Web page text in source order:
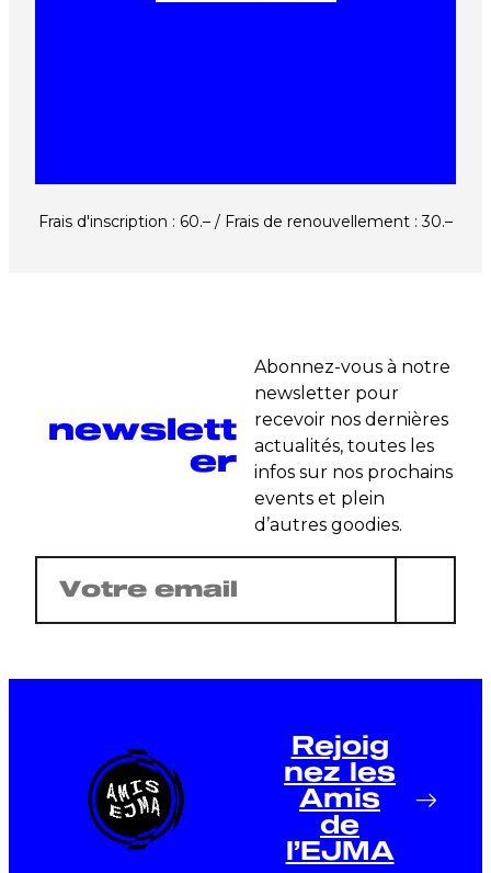
Frais d'inscription : 60.– / Frais de renouvellement : 30.–
newslett
er
Abonnez-vous à notre
newsletter pour
recevoir nos dernières
actualités, toutes les
infos sur nos prochains
events et plein
d’autres goodies.
mail(Nécessaire)
Rejoig
nez les
Amis
de
l’EJMA